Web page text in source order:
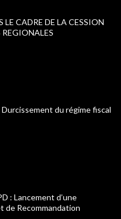
CADRE DE LA CESSION
du régime fiscal
: Lancement d’une
de Recommandation